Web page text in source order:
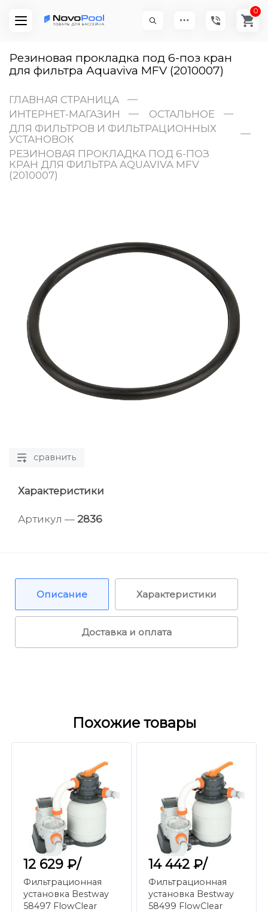
0
Резиновая прокладка под 6-поз кран
для фильтра Aquaviva MFV (2010007)
ГЛАВНАЯ СТРАНИЦА
ИНТЕРНЕТ-МАГАЗИН
ОСТАЛЬНОЕ
ДЛЯ ФИЛЬТРОВ И ФИЛЬТРАЦИОННЫХ
УСТАНОВОК
РЕЗИНОВАЯ ПРОКЛАДКА ПОД 6-ПОЗ
КРАН ДЛЯ ФИЛЬТРА AQUAVIVA MFV
(2010007)
сравнить
Характеристики
Артикул — 2836
Описание Характеристики
Доставка и оплата
Похожие товары
12 629 ₽/
Фильтрационная
установка Bestway
58497 FlowClear
14 442 ₽/
Фильтрационная
установка Bestway
58499 FlowClear